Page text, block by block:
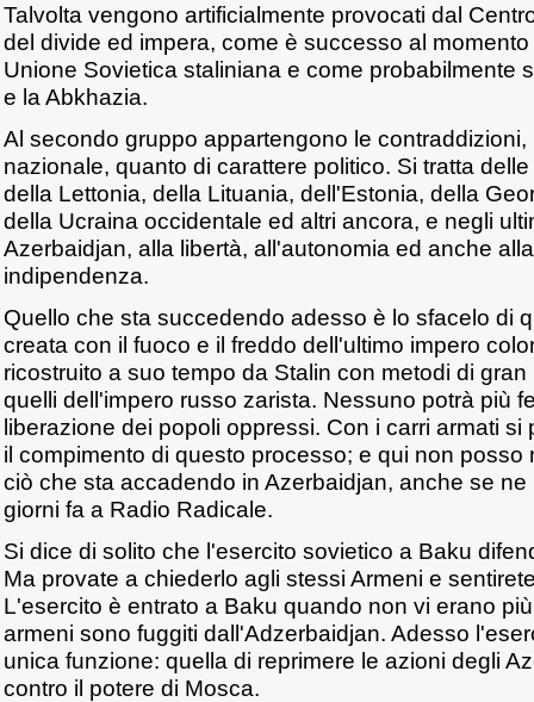
Talvolta vengono artificialmente provocati dal
del divide ed impera, come è successo al
Unione Sovietica staliniana e come probabilmente
e la Abkhazia.
Al secondo gruppo appartengono le
nazionale, quanto di carattere politico. Si tratta
della Lettonia, della Lituania, dell'Estonia, della
della Ucraina occidentale ed altri ancora, e negli
Azerbaidjan, alla libertà, all'autonomia ed anche
indipendenza.
Quello che sta succedendo adesso è lo sfacelo di
creata con il fuoco e il freddo dell'ultimo impero
ricostruito a suo tempo da Stalin con metodi di
quelli dell'impero russo zarista. Nessuno potrà più
liberazione dei popoli oppressi. Con i carri armati si
il compimento di questo processo; e qui non posso
ciò che sta accadendo in Azerbaidjan, anche se
giorni fa a Radio Radicale.
Si dice di solito che l'esercito sovietico a Baku
Ma provate a chiederlo agli stessi Armeni e
L'esercito è entrato a Baku quando non vi erano
armeni sono fuggiti dall'Adzerbaidjan. Adesso
unica funzione: quella di reprimere le azioni degli
contro il potere di Mosca.